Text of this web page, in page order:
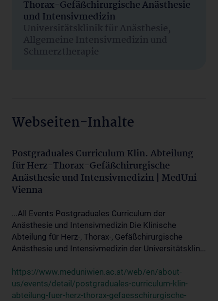
Thorax-Gefäßchirurgische Anästhesie
und Intensivmedizin
Universitätsklinik für Anästhesie,
Allgemeine Intensivmedizin und
Schmerztherapie
Webseiten-Inhalte
Postgraduales Curriculum Klin. Abteilung
für Herz-Thorax-Gefäßchirurgische
Anästhesie und Intensivmedizin | MedUni
Vienna
...All Events Postgraduales Curriculum der
Anästhesie und Intensivmedizin Die Klinische
Abteilung für Herz-, Thorax-, Gefäßchirurgische
Anästhesie und Intensivmedizin der Universitätsklin...
https://www.meduniwien.ac.at/web/en/about-
us/events/detail/postgraduales-curriculum-klin-
abteilung-fuer-herz-thorax-gefaesschirurgische-